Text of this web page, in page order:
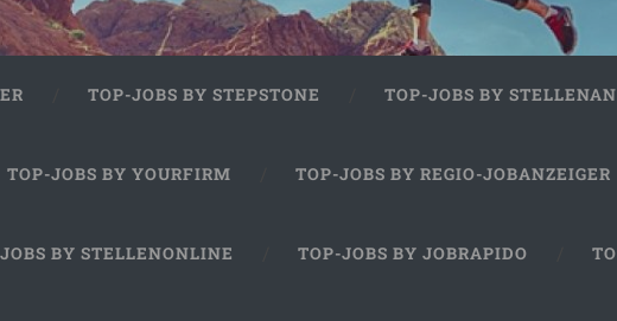
TOP-JOBS BY STEPSTONE TOP-JOBS BY
TOP-JOBS BY YOURFIRM TOP-JOBS BY REGIO-JOBANZEIGER
BY STELLENONLINE TOP-JOBS BY JOBRAPIDO